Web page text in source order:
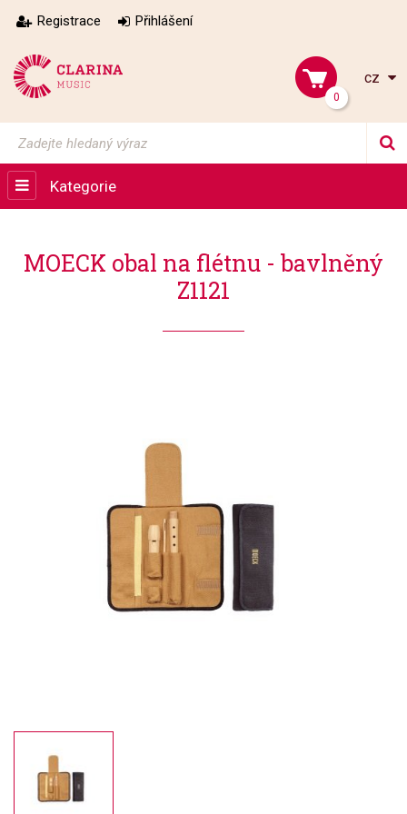
Registrace Přihlášení
0
cz
Kategorie
MOECK obal na flétnu - bavlněný
Z1121